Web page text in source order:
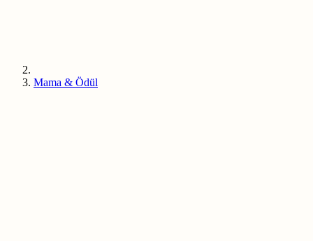
Mama & Ödül